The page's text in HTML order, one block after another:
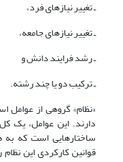
ـ تغییر نیازهای فرد،
ـ تغییر نیازهای جامعه،
ـ رشد فرایند دانش و
ـ ترکیب دو یا چند رشته.
«نظام» گروهی از عوامل
دارند. این عوامل، یک
ساختارهایی است که به
قوانین کارکردی این